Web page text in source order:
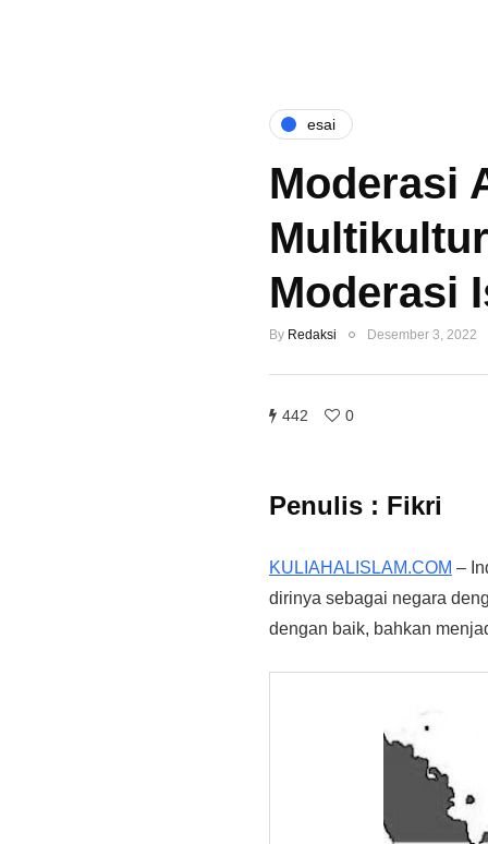
esai
Moderasi
Moderasi
By Redaksi Desember 3, 2022
442 0
Penulis : Fikri
KULIAHALISLAM.COM –
dirinya sebagai negara
dengan baik, bahkan